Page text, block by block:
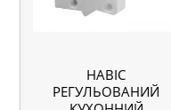
НАВІС
РЕГУЛЬОВАНИЙ